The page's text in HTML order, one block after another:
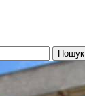
Пошук